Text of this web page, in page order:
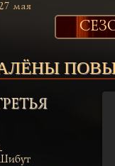
мая